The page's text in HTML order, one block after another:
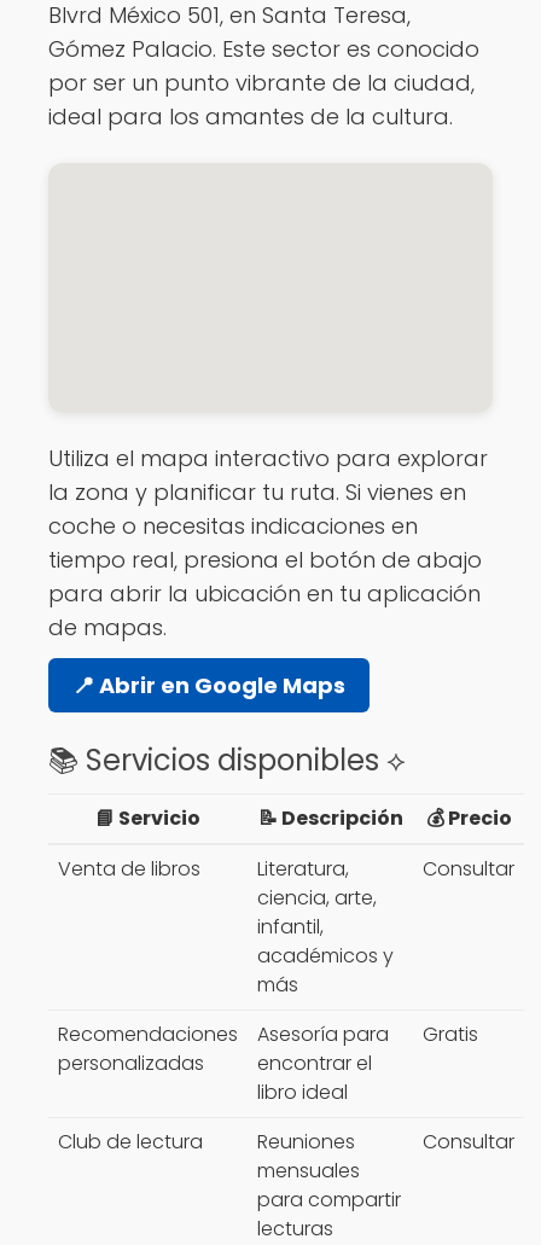
Blvrd México 501, en Santa Teresa,
Gómez Palacio. Este sector es conocido
por ser un punto vibrante de la ciudad,
ideal para los amantes de la cultura.
Utiliza el mapa interactivo para explorar
la zona y planificar tu ruta. Si vienes en
coche o necesitas indicaciones en
tiempo real, presiona el botón de abajo
para abrir la ubicación en tu aplicación
de mapas.
📍 Abrir en Google Maps
📚 Servicios disponibles ⟡
📘 Servicio 📝 Descripción
💰 Precio
Venta de libros
Literatura,
ciencia, arte,
infantil,
académicos y
más
Consultar
Recomendaciones
personalizadas
Asesoría para
encontrar el
libro ideal
Gratis
Club de lectura
Reuniones
mensuales
para compartir
lecturas
Consultar